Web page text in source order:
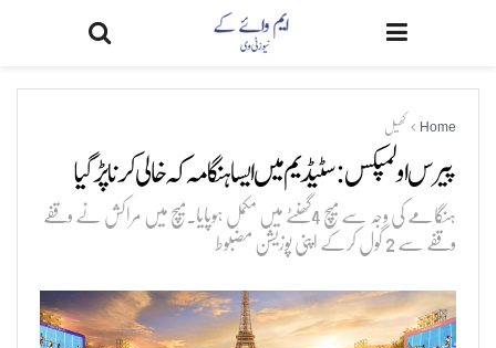
Home کھیل
پیرس اولمپکس:سٹیڈیم میں ایسا ہنگامہ کہ خالی کرناپڑگیا
ہنگامے کی وجہ سے میچ 4گھنٹے میں مکمل ہوپایا۔میچ میں مراکش نے وقفے
وقفے سے 2 گول کرکے اپنی پوزیشن مضبوط